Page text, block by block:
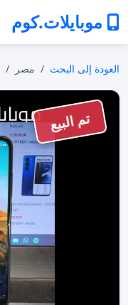
موبايلات.كوم
العودة إلى البحث مصر
تم البيع